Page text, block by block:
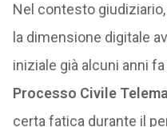
Nel contesto
la dimensione digitale
iniziale già alcuni anni
Processo Civile
certa fatica durante il